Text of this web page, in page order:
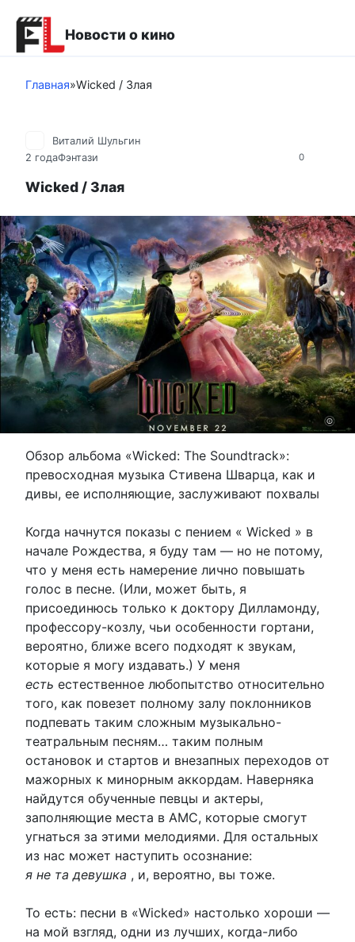
контенту
Новости о кино
Главная»Wicked / Злая
0
Виталий Шульгин
2 годаФэнтази
Wicked / Злая
Обзор альбома «Wicked: The Soundtrack»:
превосходная музыка Стивена Шварца, как и
дивы, ее исполняющие, заслуживают похвалы
Когда начнутся показы с пением « Wicked » в
начале Рождества, я буду там — но не потому,
что у меня есть намерение лично повышать
голос в песне. (Или, может быть, я
присоединюсь только к доктору Дилламонду,
профессору-козлу, чьи особенности гортани,
вероятно, ближе всего подходят к звукам,
которые я могу издавать.) У меня
есть естественное любопытство относительно
того, как повезет полному залу поклонников
подпевать таким сложным музыкально-
театральным песням… таким полным
остановок и стартов и внезапных переходов от
мажорных к минорным аккордам. Наверняка
найдутся обученные певцы и актеры,
заполняющие места в AMC, которые смогут
угнаться за этими мелодиями. Для остальных
из нас может наступить осознание:
я не та девушка , и, вероятно, вы тоже.
То есть: песни в «Wicked» настолько хороши —
на мой взгляд, одни из лучших, когда-либо